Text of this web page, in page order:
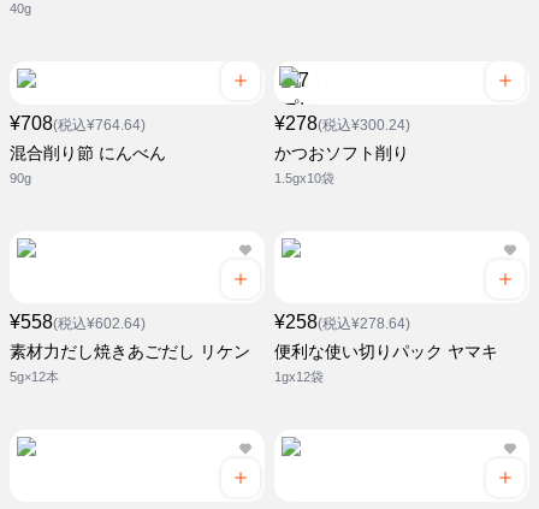
40g
¥708(税込¥764.64)
混合削り節 にんべん
90g
¥278(税込¥300.24)
かつおソフト削り
1.5gx10袋
¥558(税込¥602.64)
素材力だし焼きあごだし リケン
5g×12本
¥258(税込¥278.64)
便利な使い切りパック ヤマキ
1gx12袋